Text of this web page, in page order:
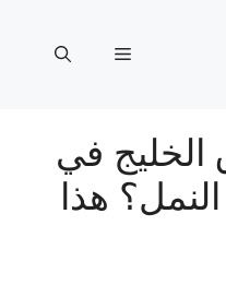
القائمة
في
هذا